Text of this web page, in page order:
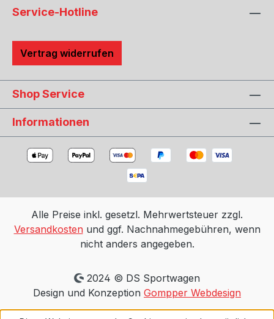
Service-Hotline
Vertrag widerrufen
Shop Service
Informationen
Alle Preise inkl. gesetzl. Mehrwertsteuer zzgl.
Versandkostenund ggf. Nachnahmegebühren, wenn
nicht anders angegeben.
2024 © DS Sportwagen
Design und Konzeption Gompper Webdesign